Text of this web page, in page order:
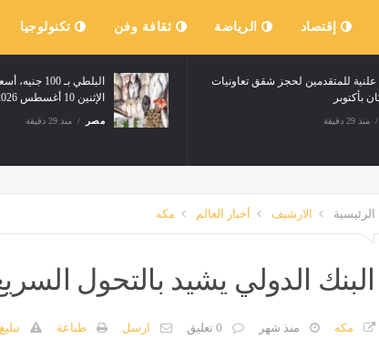
إقتصاد الرياضة ثقافة وفن تكنولوجيا
البلطي بـ
الإثنين 10 أغسطس 2026
مصر منذ 29 دقيقة
علنية للمتقدمين لحجز شقق تعاونيات
بأكتوبر
منذ 29 دقيقة
الرئيسية الارشيف أخبار العالم مكه
البنك الدولي يشيد بالتحول
مكه منذ شهر 0 تعليق ارسل طباعة تبليغ